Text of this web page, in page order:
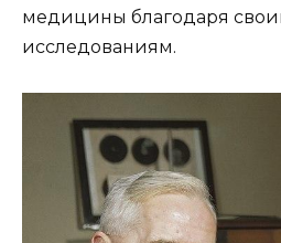
медицины благодаря
исследованиям.